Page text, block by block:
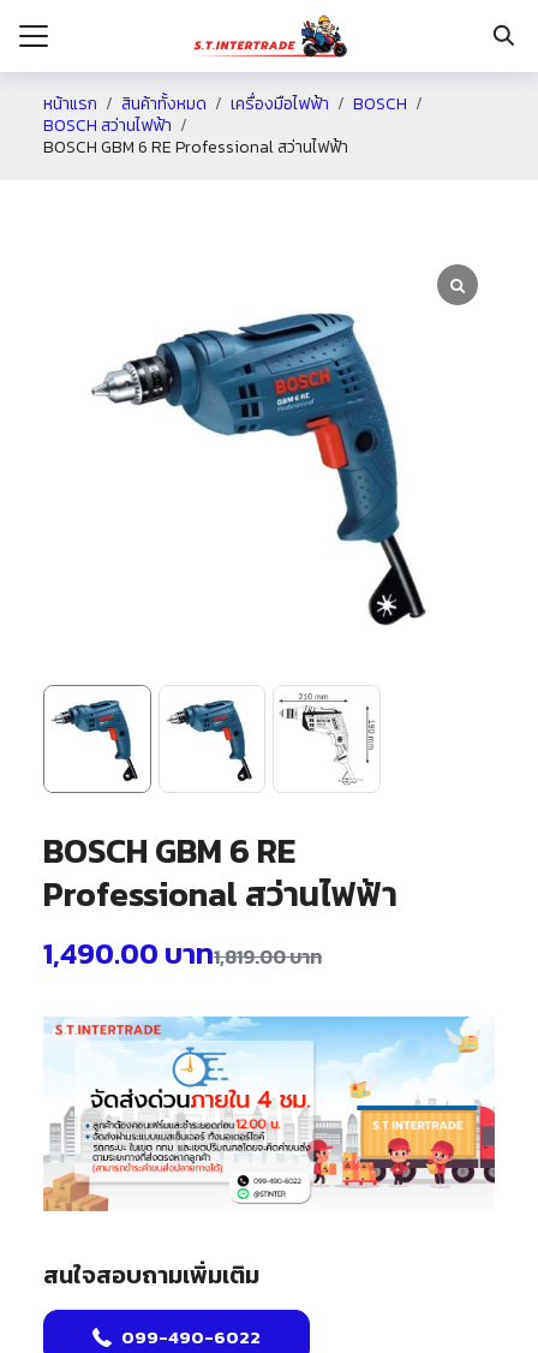
หน้าแรก สินค้าทั้งหมด เครื่องมือไฟฟ้า
BOSCH
BOSCH สว่านไฟฟ้า
BOSCH GBM 6 RE Professional สว่านไฟฟ้า
BOSCH GBM 6 RE
Professional สว่านไฟฟ้า
1,819.00บาท
1,490.00 บาท
สนใจสอบถามเพิ่มเติม
099-490-6022